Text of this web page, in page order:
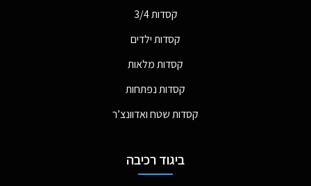
קסדות 3/4
קסדות ילדים
קסדות מלאות
קסדות נפתחות
קסדות שטח ואדוונצ’ר
ביגוד רכיבה